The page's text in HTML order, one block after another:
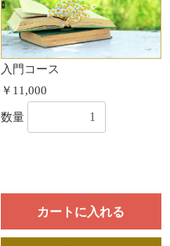
入門コース
￥11,000
数量
カートに入れる